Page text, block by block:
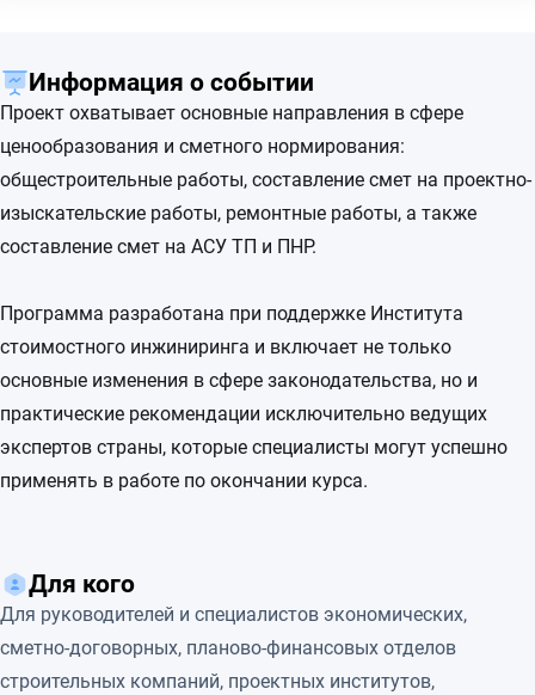
Информация о событии
Проект охватывает основные направления в сфере
ценообразования и сметного нормирования:
общестроительные работы, составление смет на проектно-
изыскательские работы, ремонтные работы, а также
составление смет на АСУ ТП и ПНР.
Программа разработана при поддержке Института
стоимостного инжиниринга и включает не только
основные изменения в сфере законодательства, но и
практические рекомендации исключительно ведущих
экспертов страны, которые специалисты могут успешно
применять в работе по окончании курса.
Для кого
Для руководителей и специалистов экономических,
сметно-договорных, планово-финансовых отделов
строительных компаний, проектных институтов,